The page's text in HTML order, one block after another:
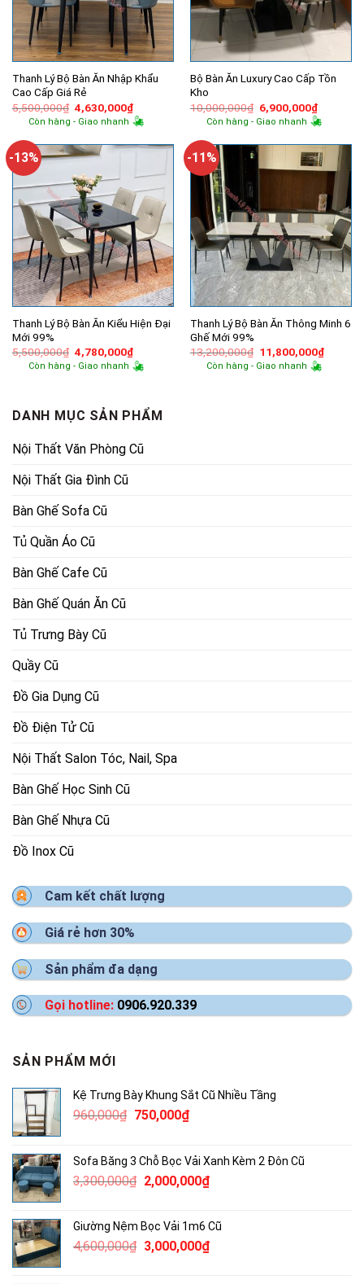
Thanh Lý Bộ Bàn Ăn Nhập Khẩu
Cao Cấp Giá Rẻ
5,500,000₫ Giá
gốc
là:
4,630,000₫Giá
hiện
tại
4,630,000₫.
Còn hàng - Giao nhanh
Bộ Bàn Ăn Luxury Cao Cấp Tồn
Kho
10,000,000₫ Giá
gốc
là:
6,900,000₫Giá
hiện
tại
Còn hàng - Giao nhanh
-13%
Thanh Lý Bộ Bàn Ăn Kiểu Hiện Đại
Mới 99%
5,500,000₫ Giá
gốc
là:
4,780,000₫Giá
hiện
tại
Còn hàng - Giao nhanh
-11%
Thanh Lý Bộ Bàn Ăn Thông Minh 6
Ghế Mới 99%
13,200,000₫ Giá
gốc
là:
11,800,000₫Giá
hiện
Còn hàng - Giao nhanh
DANH MỤC SẢN PHẨM
Nội Thất Văn Phòng Cũ
Nội Thất Gia Đình Cũ
Bàn Ghế Sofa Cũ
Tủ Quần Áo Cũ
Bàn Ghế Cafe Cũ
Bàn Ghế Quán Ăn Cũ
Tủ Trưng Bày Cũ
Quầy Cũ
Đồ Gia Dụng Cũ
Đồ Điện Tử Cũ
Nội Thất Salon Tóc, Nail, Spa
Bàn Ghế Học Sinh Cũ
Bàn Ghế Nhựa Cũ
Đồ Inox Cũ
Cam kết chất lượng
Giá rẻ hơn 30%
Sản phẩm đa dạng
Gọi hotline: 0906.920.339
SẢN PHẨM MỚI
Kệ Trưng Bày Khung Sắt Cũ Nhiều Tầng
960,000₫ Giá
960,000₫.
750,000₫Giá
là:
750,000₫.
Sofa Băng 3 Chỗ Bọc Vải Xanh Kèm 2 Đôn Cũ
3,300,000₫ Giá
3,300,000₫.
2,000,000₫Giá
là:
2,000,000₫.
Giường Nệm Bọc Vải 1m6 Cũ
4,600,000₫ Giá
3,000,000₫Giá